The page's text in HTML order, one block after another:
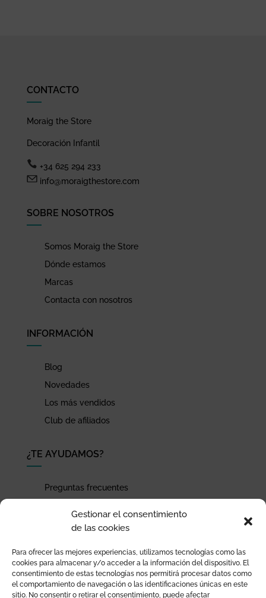
Gestionar el consentimiento
de las cookies
Para ofrecer las mejores experiencias, utilizamos tecnologías como las
cookies para almacenar y/o acceder a la información del dispositivo. El
consentimiento de estas tecnologías nos permitirá procesar datos como
el comportamiento de navegación o las identificaciones únicas en este
sitio. No consentir o retirar el consentimiento, puede afectar
CONTACTO
Moraig the Store
Decoración Infantil
+34 625 294 233
info@moraigthestore.com
SOBRE NOSOTROS
Somos Moraig the Store
Dónde estamos
Marcas
Contacta con nosotros
INFORMACIÓN
Blog
Novedades
Los más vendidos
Club de afiliados
¿TE AYUDAMOS?
Preguntas frecuentes
Pago seguro
Devoluciones y garantía